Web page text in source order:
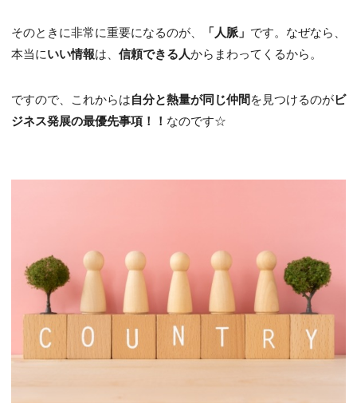
そのときに非常に重要になるのが、 「人脈」 です。なぜなら、
本当にいい情報は、 信頼できる人からまわってくるから。
ですので、これからは自分と熱量が同じ仲間 を見つけるのがビ
ジネス発展の最優先事項！！ なのです☆